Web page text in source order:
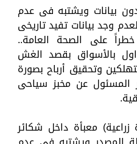
بيانات ويشتبه فى عدم
وجد بيانات تفيد تاريخى
خطراً على الصحة العامة..
بالأسواق بقصد الغش
وتحقيق أرباح بصورة
المسئول عن مخبز سياحى
زراعية) معبأة داخل شكائر